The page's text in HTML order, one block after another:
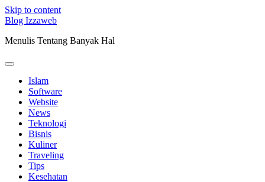
Skip to content
Blog Izzaweb
Menulis Tentang Banyak Hal
Islam
Software
Website
News
Teknologi
Bisnis
Kuliner
Traveling
Tips
Kesehatan